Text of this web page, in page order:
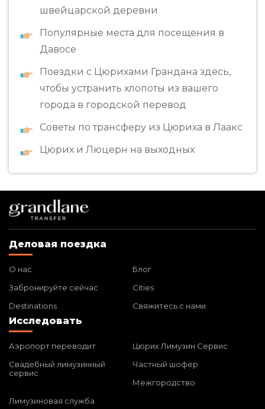
швейцарской деревни
Популярные места для посещения в
Давосе
Поездки с Цюрихами Грандана здесь,
чтобы устранить хлопоты из вашего
города в городской перевод
Советы по трансферу из Цюриха в Лаакс
Цюрих и Люцерн на выходных
Деловая поездка
О нас
Блог
Забронируйте сейчас
Cities
Destinations
Свяжитесь с нами
Исследовать
Аэропорт переводит
Цюрих Лимузин Сервис
Свадебный лимузинный
сервис
Частный шофер
Межгородство
Лимузиновая служба